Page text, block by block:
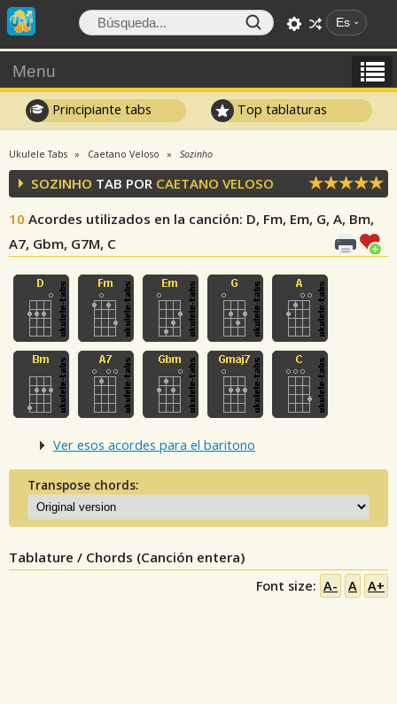
Es
Menu
Principiante tabs Top tablaturas
Ukulele Tabs Caetano Veloso Sozinho
SOZINHO TAB POR CAETANO VELOSO
10 Acordes utilizados en la canción: D, Fm, Em, G, A, Bm,
A7, Gbm, G7M, C
Ver esos acordes para el baritono
Transpose chords:
Tablature / Chords (Canción entera)
Font size: A- A A+